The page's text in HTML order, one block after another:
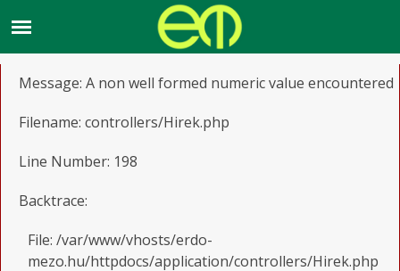
A PHP Error was encountered
Message: A non well formed numeric value encountered
Filename: controllers/Hirek.php
Line Number: 198
Backtrace:
File: /var/www/vhosts/erdo-
mezo.hu/httpdocs/application/controllers/Hirek.php